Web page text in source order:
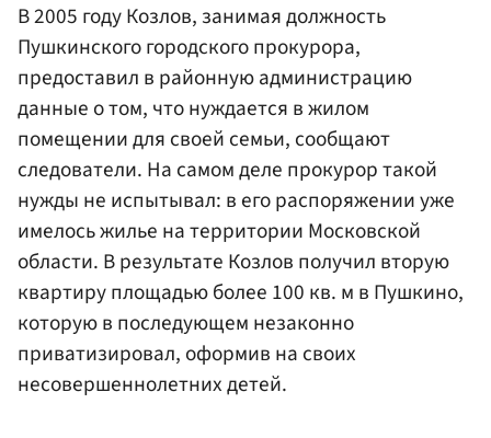
В 2005 году Козлов, занимая должность
Пушкинского городского прокурора,
предоставил в районную администрацию
данные о том, что нуждается в жилом
помещении для своей семьи, сообщают
следователи. На самом деле прокурор такой
нужды не испытывал: в его распоряжении уже
имелось жилье на территории Московской
области. В результате Козлов получил вторую
квартиру площадью более 100 кв. м в Пушкино,
которую в последующем незаконно
приватизировал, оформив на своих
несовершеннолетних детей.